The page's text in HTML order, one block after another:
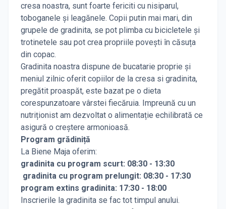
cresa noastra, sunt foarte fericiti cu nisiparul,
toboganele și leagănele. Copii putin mai mari, din
grupele de gradinita, se pot plimba cu bicicletele și
trotinetele sau pot crea propriile povești în căsuța
din copac.
Gradinita noastra dispune de bucatarie proprie și
meniul zilnic oferit copiilor de la cresa si gradinita,
pregătit proaspăt, este bazat pe o dieta
corespunzatoare vârstei fiecăruia. Impreună cu un
nutriționist am dezvoltat o alimentație echilibrată ce
asigură o creștere armonioasă.
Program grădiniță
La Biene Maja oferim:
gradinita cu program scurt: 08:30 - 13:30
gradinita cu program prelungit: 08:30 - 17:30
program extins gradinita: 17:30 - 18:00
Inscrierile la gradinita se fac tot timpul anului.